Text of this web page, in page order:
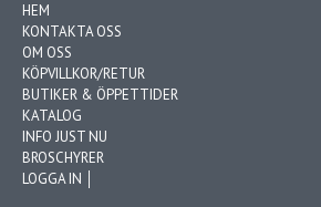
HEM
KONTAKTA OSS
OM OSS
KÖPVILLKOR/RETUR
BUTIKER & ÖPPETTIDER
KATALOG
INFO JUST NU
BROSCHYRER
LOGGA IN │